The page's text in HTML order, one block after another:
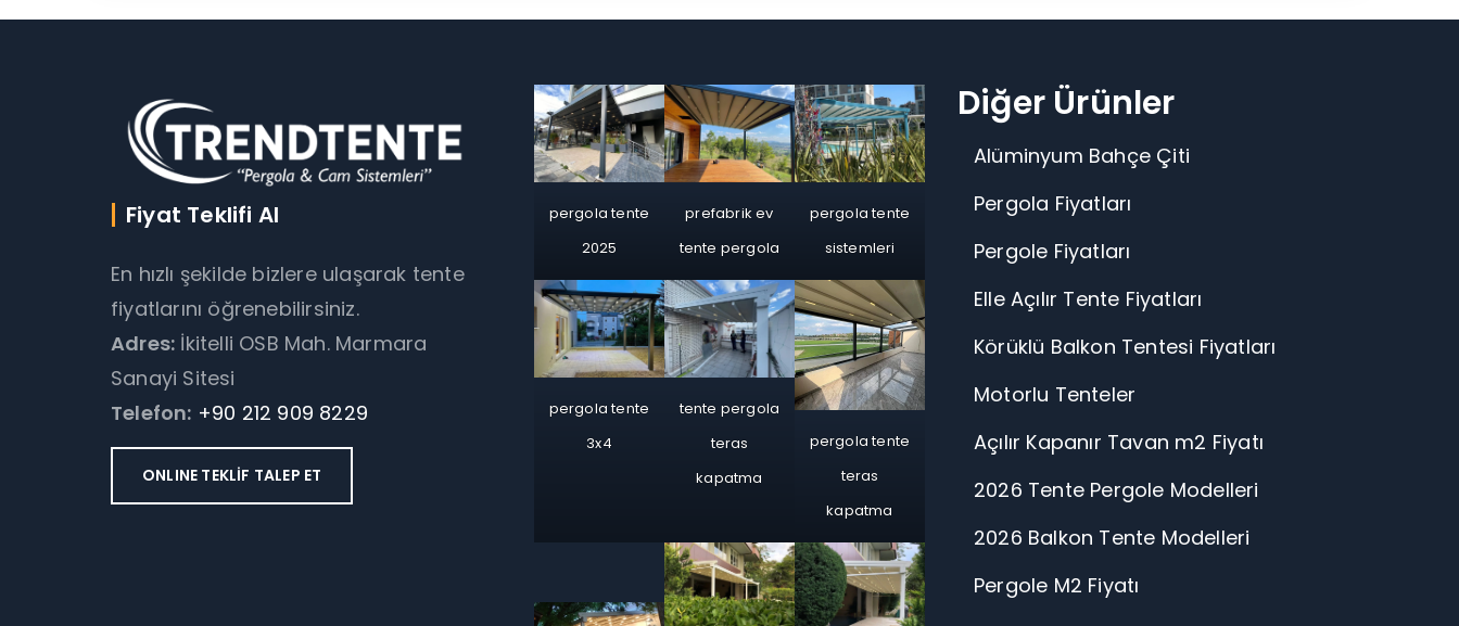
Fiyat Teklifi Al
En hızlı şekilde bizlere ulaşarak tente
fiyatlarını öğrenebilirsiniz.
Adres: İkitelli OSB Mah. Marmara
Sanayi Sitesi
Telefon: +90 212 909 8229
ONLINE TEKLİF TALEP ET
pergola tente
2025
prefabrik ev
tente pergola
pergola tente
sistemleri
pergola tente
3x4
tente pergola
teras
kapatma
pergola tente
teras
kapatma
Diğer Ürünler
Alüminyum Bahçe Çiti
Pergola Fiyatları
Pergole Fiyatları
Elle Açılır Tente Fiyatları
Körüklü Balkon Tentesi Fiyatları
Motorlu Tenteler
Açılır Kapanır Tavan m2 Fiyatı
2026 Tente Pergole Modelleri
2026 Balkon Tente Modelleri
Pergole M2 Fiyatı